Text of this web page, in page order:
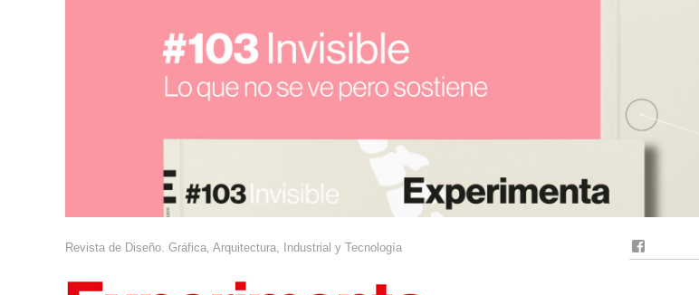
Revista de Diseño. Gráfica, Arquitectura, Industrial y Tecnología